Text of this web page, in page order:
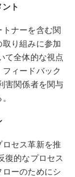
ト
ナーを含む関
り組みに参加
て全体的な視点
ィードバック
害関係者を関与
セス革新を推
復的なプロセス
ーのためにシ